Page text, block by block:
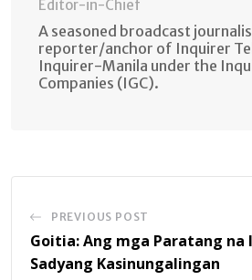
Editor-in-Chief
A seasoned broadcast
reporter/anchor of Inquirer
Inquirer-Manila under the
Companies (IGC).
PREVIOUS POST
Goitia: Ang mga Paratang na
Sadyang Kasinungalingan